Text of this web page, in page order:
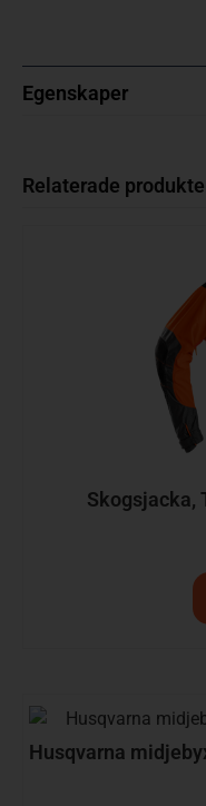
Egenskaper
Relaterade
Skogsjacka,
Husqvarna